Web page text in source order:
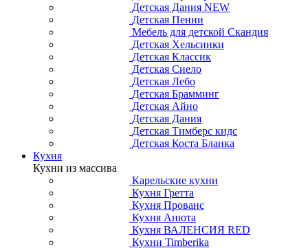
Детская Дания NEW
Детская Пенни
Мебель для детской Скандия
Детская Хельсинки
Детская Классик
Детская Сиело
Детская Лебо
Детская Брамминг
Детская Айно
Детская Дания
Детская Тимберс кидс
Детская Коста Бланка
Кухня
Кухни из массива
Карельские кухни
Кухня Гретта
Кухня Прованс
Кухня Анюта
Кухня ВАЛЕНСИЯ RED
Кухни Timberika